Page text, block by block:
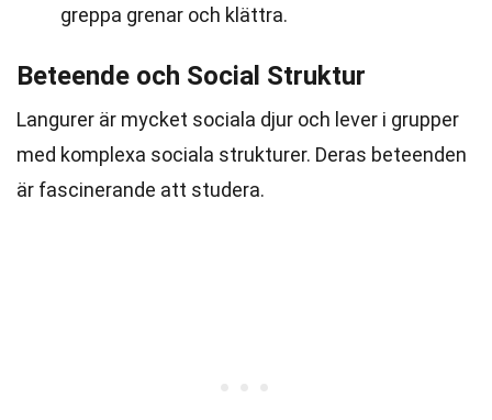
greppa grenar och klättra.
Beteende och Social Struktur
Langurer är mycket sociala djur och lever i grupper
med komplexa sociala strukturer. Deras beteenden
är fascinerande att studera.